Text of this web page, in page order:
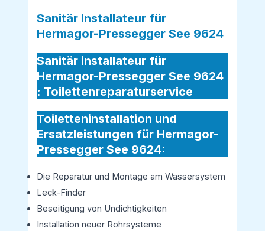
Sanitär Installateur für
Hermagor-Pressegger See 9624
Sanitär installateur für
Hermagor-Pressegger See 9624
: Toilettenreparaturservice
Toiletteninstallation und
Ersatzleistungen für Hermagor-
Pressegger See 9624:
Die Reparatur und Montage am Wassersystem
Leck-Finder
Beseitigung von Undichtigkeiten
Installation neuer Rohrsysteme